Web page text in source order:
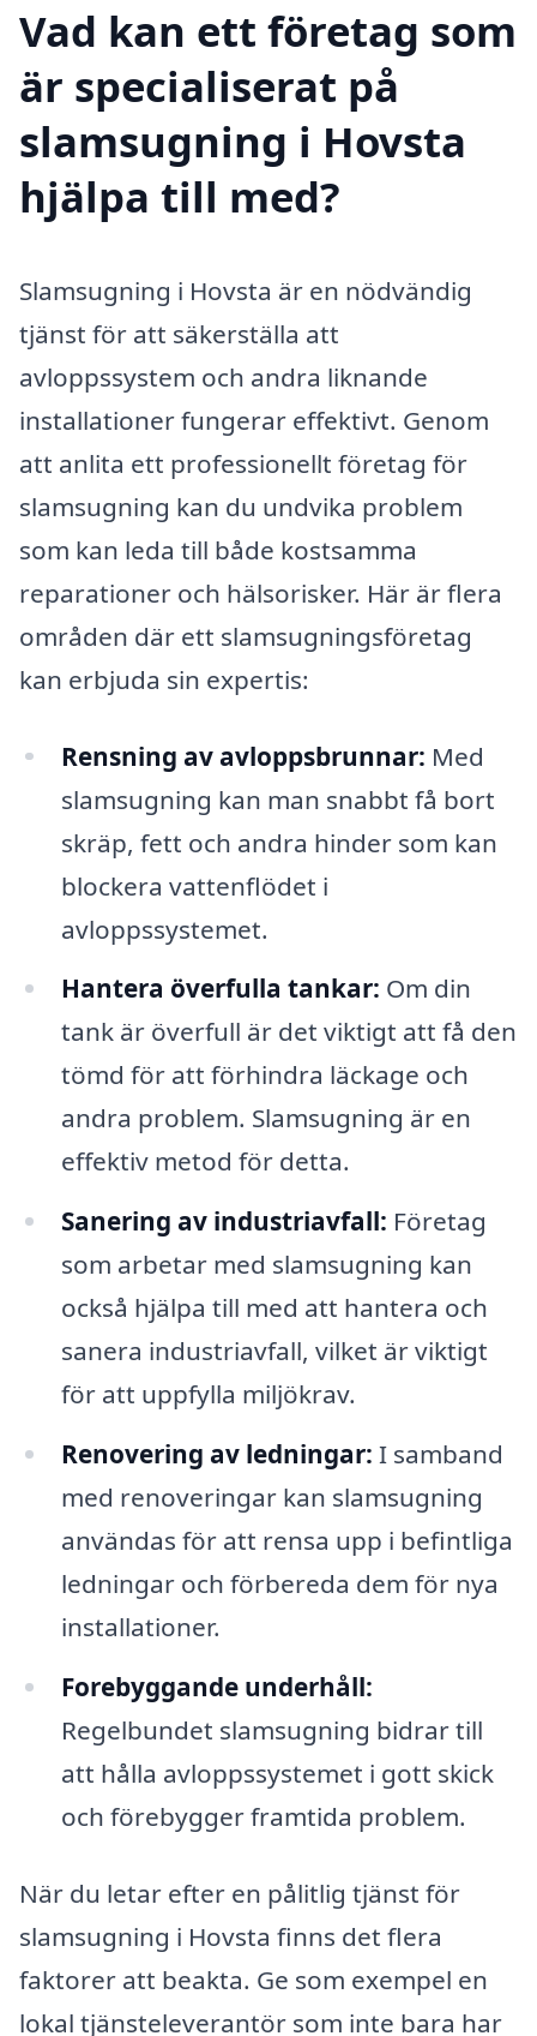
Vad kan ett företag som
är specialiserat på
slamsugning i Hovsta
hjälpa till med?
Slamsugning i Hovsta är en nödvändig
tjänst för att säkerställa att
avloppssystem och andra liknande
installationer fungerar effektivt. Genom
att anlita ett professionellt företag för
slamsugning kan du undvika problem
som kan leda till både kostsamma
reparationer och hälsorisker. Här är flera
områden där ett slamsugningsföretag
kan erbjuda sin expertis:
Rensning av avloppsbrunnar: Med
slamsugning kan man snabbt få bort
skräp, fett och andra hinder som kan
blockera vattenflödet i
avloppssystemet.
Hantera överfulla tankar: Om din
tank är överfull är det viktigt att få den
tömd för att förhindra läckage och
andra problem. Slamsugning är en
effektiv metod för detta.
Sanering av industriavfall: Företag
som arbetar med slamsugning kan
också hjälpa till med att hantera och
sanera industriavfall, vilket är viktigt
för att uppfylla miljökrav.
Renovering av ledningar: I samband
med renoveringar kan slamsugning
användas för att rensa upp i befintliga
ledningar och förbereda dem för nya
installationer.
Forebyggande underhåll:
Regelbundet slamsugning bidrar till
att hålla avloppssystemet i gott skick
och förebygger framtida problem.
När du letar efter en pålitlig tjänst för
slamsugning i Hovsta finns det flera
faktorer att beakta. Ge som exempel en
lokal tjänsteleverantör som inte bara har